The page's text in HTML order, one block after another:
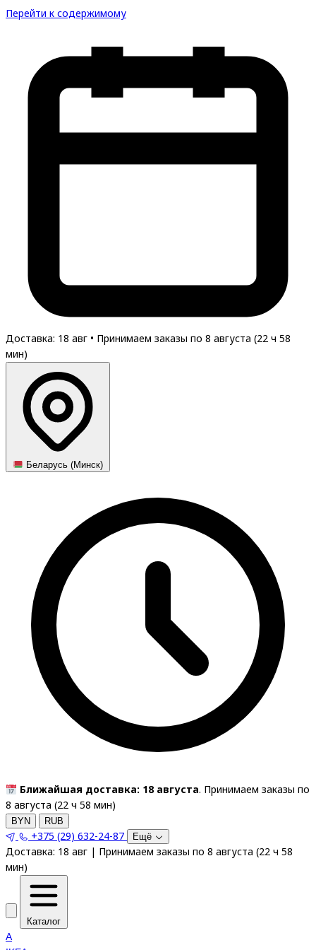
Перейти к содержимому
Доставка: 18 авг • Принимаем заказы по 8 августа (22 ч 58
мин)
Беларусь (Минск)
Ближайшая доставка: 18 августа. Принимаем заказы по
8 августа (22 ч 58 мин)
BYN RUB
+375 (29) 632-24-87 Ещё
Доставка: 18 авг | Принимаем заказы по 8 августа (22 ч 58
мин)
Каталог
A